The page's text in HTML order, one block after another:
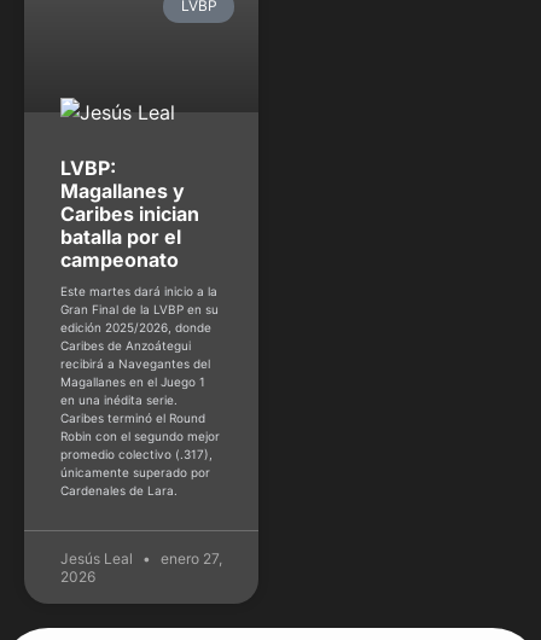
LVBP
LVBP:
Magallanes y
Caribes inician
batalla por el
campeonato
Este martes dará inicio a la
Gran Final de la LVBP en su
edición 2025/2026, donde
Caribes de Anzoátegui
recibirá a Navegantes del
Magallanes en el Juego 1
en una inédita serie.
Caribes terminó el Round
Robin con el segundo mejor
promedio colectivo (.317),
únicamente superado por
Cardenales de Lara.
Jesús Leal
enero 27,
2026